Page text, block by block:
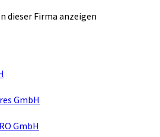
dieser Firma anzeigen
GmbH
GmbH